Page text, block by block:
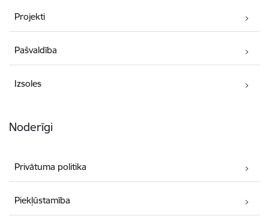
Projekti
Pašvaldība
Izsoles
Noderīgi
Privātuma politika
Piekļūstamība